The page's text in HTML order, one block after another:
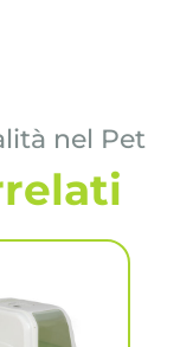
nel Pet